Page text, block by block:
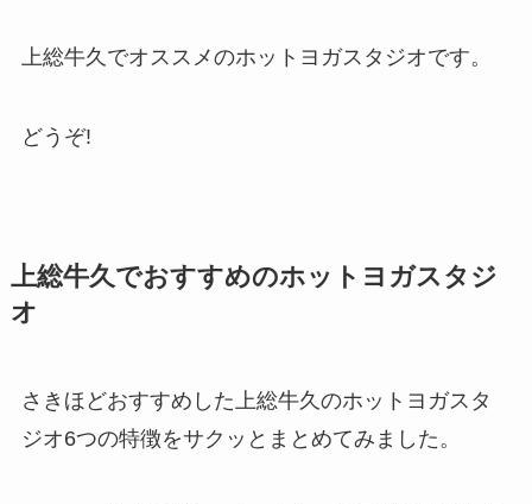
上総牛久でオススメのホットヨガスタジオです。
どうぞ!
上総牛久でおすすめのホットヨガスタジ
オ
さきほどおすすめした上総牛久のホットヨガスタ
ジオ6つの特徴をサクッとまとめてみました。